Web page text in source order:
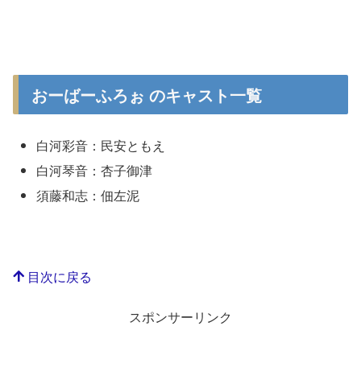
おーばーふろぉ のキャスト一覧
白河彩音：民安ともえ
白河琴音：杏子御津
須藤和志：佃左泥
目次に戻る
スポンサーリンク